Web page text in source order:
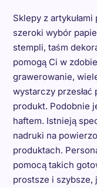
Sklepy z
szeroki wybór
stempli, taśm
pomogą Ci w
grawerowanie,
wystarczy
produkt. Podobnie
haftem. Istnieją
nadruki na
produktach.
pomocą takich
prostsze i